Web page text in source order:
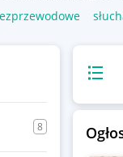
8
Widok